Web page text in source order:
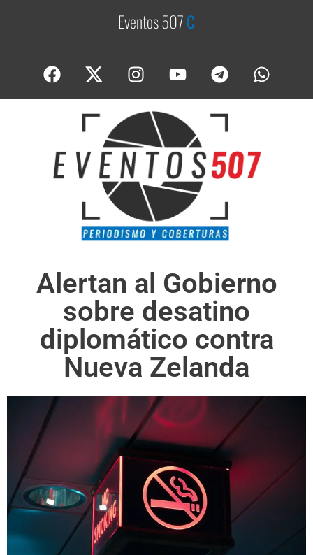
Eventos 507Cob
Alertan al Gobierno
sobre desatino
diplomático contra
Nueva Zelanda